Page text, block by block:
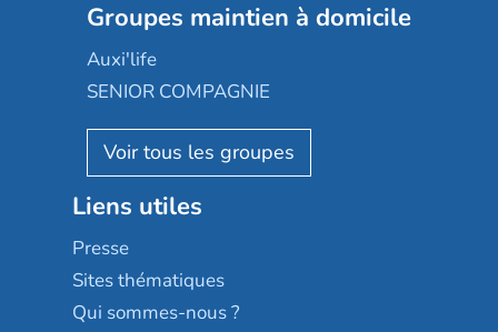
Les jardins d'Arcadie
Occitalia
Appartseniors
Reseda
Stella management
Les villages d'or
Sérénys
Résidences services Villa Médicis
Groupe SOS
Le Noble Âge
Almage
Résidalya
Groupe aplus
Groupes maintien à domicile
Auxi'life
SENIOR COMPAGNIE
AGE D'OR Services
Liens utiles
Presse
Sites thématiques
Qui sommes-nous ?